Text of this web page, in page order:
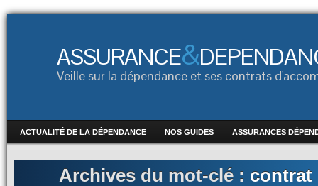
ASSURANCE&
Veille sur la dépendance et ses contrats
ACTUALITÉ DE LA DÉPENDANCE NOS GUIDES ASSURANCES
Archives du mot-clé : contrat